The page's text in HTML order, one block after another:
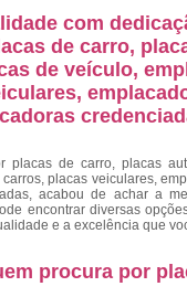
com
de carro,
de veículo,
placas de carro, placas
placas veiculares,
acabou de achar a
encontrar diversas
e a excelência que
procura por